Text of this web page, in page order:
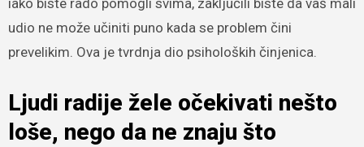
iako biste rado pomogli svima, zaključili biste da vaš mali
udio ne može učiniti puno kada se problem čini
prevelikim. Ova je tvrdnja dio psiholoških činjenica.
Ljudi radije žele očekivati nešto
loše, nego da ne znaju što